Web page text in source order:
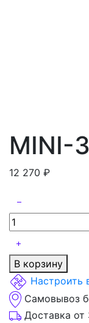
MINI-
12 270 ₽
В корзину
Настроить
Самовывоз
Доставка от